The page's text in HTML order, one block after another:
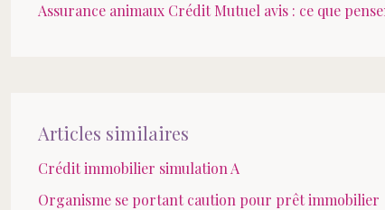
Assurance animaux Crédit Mutuel avis : ce que
Articles similaires
Crédit immobilier simulation A
Organisme se portant caution pour prêt immobilier